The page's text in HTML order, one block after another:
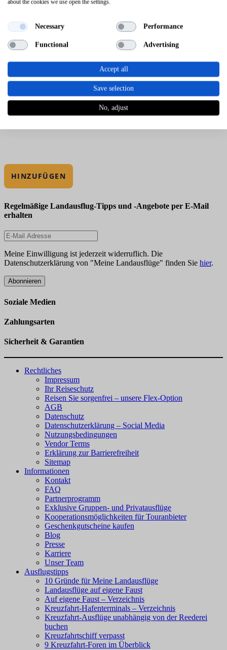
HINZUFÜGEN
Regelmäßige Landausflug-Tipps und -Angebote per E-Mail
erhalten
Meine Einwilligung ist jederzeit widerruflich. Die
Datenschutzerklärung von "Meine Landausflüge" finden Sie hier.
Abonnieren
Soziale Medien
Zahlungsarten
Sicherheit & Garantien
Rechtliches
Impressum
Ihr Reiseschutz
Reisen Sie sorgenfrei – unsere Flex-Option
AGB
Datenschutz
Datenschutzerklärung – Social Media
Nutzungsbedingungen
Vendor Terms
Erklärung zur Barrierefreiheit
Sitemap
Informationen
Kontakt
FAQ
Partnerprogramm
Exklusive Gruppen- und Privatausflüge
Kooperationsmöglichkeiten für Touranbieter
Geschenkgutscheine kaufen
Blog
Presse
Karriere
Unser Team
Ausflugstipps
10 Gründe für Meine Landausflüge
Landausflüge auf eigene Faust
Auf eigene Faust – Verzeichnis
Kreuzfahrt-Hafenterminals – Verzeichnis
Kreuzfahrt-Ausflüge unabhängig von der Reederei
buchen
Kreuzfahrtschiff verpasst
9 Kreuzfahrt-Foren im Überblick
about the cookies we use open the settings.
Necessary Performance
Functional Advertising
Accept all
Save selection
No, adjust